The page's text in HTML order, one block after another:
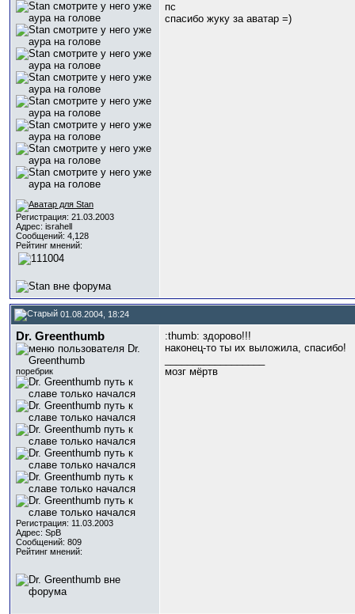
Регистрация: 21.03.2003
Адрес: israhell
Сообщений: 4,128
Рейтинг мнений:
пс
спасибо жуку за аватар =)
01.08.2004, 18:24
Dr. Greenthumb
поребрик
Регистрация: 11.03.2003
Адрес: SpB
Сообщений: 809
Рейтинг мнений:
:thumb: здорово!!!
наконец-то ты их выложила, спасибо!
мозг мёртв